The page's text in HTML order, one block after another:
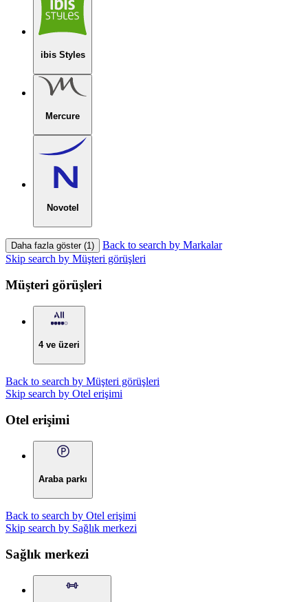
ibis Styles
Mercure
Novotel
Daha fazla göster (1)
Back to search by Markalar
Skip search by Müşteri görüşleri
Müşteri görüşleri
4 ve üzeri
Back to search by Müşteri görüşleri
Skip search by Otel erişimi
Otel erişimi
Araba parkı
Back to search by Otel erişimi
Skip search by Sağlık merkezi
Sağlık merkezi